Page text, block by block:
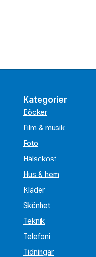
Kategorier
Böcker
Film & musik
Foto
Hälsokost
Hus & hem
Kläder
Skönhet
Teknik
Telefoni
Tidningar